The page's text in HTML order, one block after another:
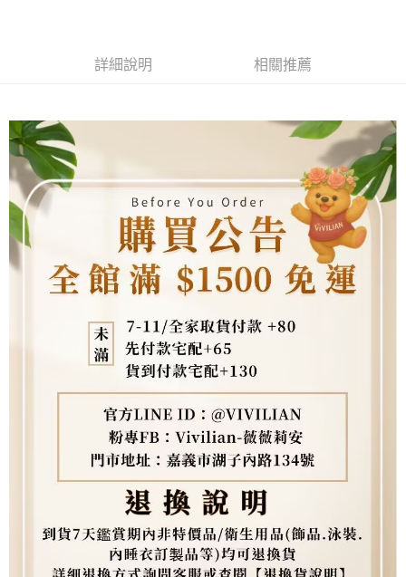
【繳款方式說明】
1.分期款項不併入電信帳單，「大哥付你分期」於每月結算日後寄送繳費提
帳／街口支付／iPASS MONEY」等通路繳費。
【注意事項】
1.本服務係由「台灣大哥大股份有限公司」（以下簡稱本公司）所提供，讓
用戶於交易時，得透過本服務購買商品或服務，並由商店將買賣／分期付款
買賣價金債權讓與本公司後，依約使用本公司帳單繳交帳款。
2.基於同意付款使用「大哥付你分期」之契約關係目的，商店將以您的個人
資料（包含姓名、電話或地址）提供予台灣大哥大進項蒐集、處理及利用，
由本公司與您本人進行分期帳單所需資料之確認、核對及更正。
3.完整用戶服務條款，請詳閱以下連結：
https://oppay.tw/userRule
２．訂單成立數日內，您將收到繳費通知簡訊。
３．收到繳費通知簡訊後14天內，點擊此簡訊中的連結，可透過四大超商／
ATM／網路銀行／等多元方式進行付款，方視為交易完成。
※ 請注意：結帳手續完成當下不需立刻繳費，但若您需要取消訂單，請聯絡
購買商品的店家。未經商家同意取消之訂單仍視為有效，需透過AFTEE先享
後付繳納相關費用。
※ 交易是否成功請以「AFTEE先享後付 」之結帳頁面顯示為準，若有關於
是否繳費成功／繳費後需取消欲退款等相關疑問，請聯繫「AFTEE先享後付
客戶支援中心」https://netprotections.freshdesk.com/support/home
【注意事項】
易，需依本服務之必要範圍內提供個人資料，並將交易相關給付款項請求債
權轉讓予恩沛科技股份有限公司。
２．關於個人資料處理事宜，請瀏覽以下網址：
https://aftee.tw/terms/#terms3
３．未成年的使用者請事先徵得法定代理人或監護人之同意方可使用
「AFTEE先享後付」，若未經同意申辦者引起之損失，本公司不負相關責
４．使用「AFTEE先享後付」時，將依據個別帳號之用戶狀況，依本公司即
時審查核予不同之上限額度；若仍有額度不足之情形，本公司將視審查結果
５．嚴禁一人註冊多個帳號或使用他人資訊註冊。若發現惡意使用之情形，
恩沛科技股份有限公司將有權停止該用戶之使用額度並採取法律行動。
7-11取貨付款
每筆NT$80，滿NT$1,500(含以上)免運費
先付款宅配到府
每筆NT$65，滿NT$1,500(含以上)免運費
貨到付款
每筆NT$130，滿NT$1,500(含以上)免運費
詳細說明 相關推薦